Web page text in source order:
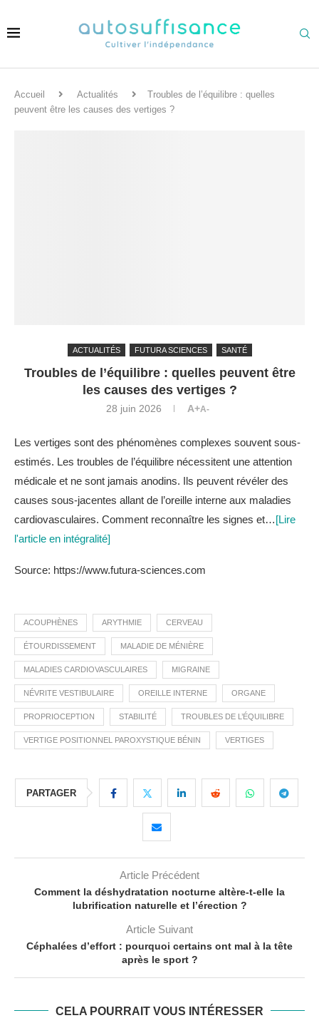
Accueil Actualités
Troubles de l’équilibre : quelles
peuvent être les causes des vertiges ?
ACTUALITÉS FUTURA SCIENCES SANTÉ
Troubles de l’équilibre : quelles peuvent être
les causes des vertiges ?
28 juin 2026 A+A-
Les vertiges sont des phénomènes complexes souvent sous-
estimés. Les troubles de l’équilibre nécessitent une attention
médicale et ne sont jamais anodins. Ils peuvent révéler des
causes sous-jacentes allant de l’oreille interne aux maladies
cardiovasculaires. Comment reconnaître les signes et…[Lire
l'article en intégralité]
Source: https://www.futura-sciences.com
ACOUPHÈNES ARYTHMIE CERVEAU
ÉTOURDISSEMENT MALADIE DE MÉNIÈRE
MALADIES CARDIOVASCULAIRES MIGRAINE
NÉVRITE VESTIBULAIRE OREILLE INTERNE ORGANE
PROPRIOCEPTION STABILITÉ TROUBLES DE L’ÉQUILIBRE
VERTIGE POSITIONNEL PAROXYSTIQUE BÉNIN VERTIGES
PARTAGER
Article Précédent
Comment la déshydratation nocturne altère-t-elle la
lubrification naturelle et l’érection ?
Article Suivant
Céphalées d’effort : pourquoi certains ont mal à la tête
après le sport ?
CELA POURRAIT VOUS INTÉRESSER